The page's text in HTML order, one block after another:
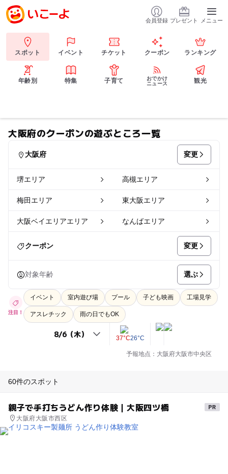
会員登録 プレゼント メニュー
スポット イベント チケット クーポン ランキング
年齢別 特集 子育て
おでかけ
ニュース
観光
大阪府のクーポンの遊ぶところ一覧
大阪府 変更
堺エリア 高槻エリア
梅田エリア 東大阪エリア
大阪ベイエリアエリア なんばエリア
クーポン 変更
対象年齢 選ぶ
注目！
イベント 室内遊び場 プール 子ども映画 工場見学
アスレチック 雨の日でもOK
37°C26°C
予報地点：大阪府大阪市中央区
60件のスポット
親子で手打ちうどん作り体験｜大阪四ツ橋
大阪府大阪市西区